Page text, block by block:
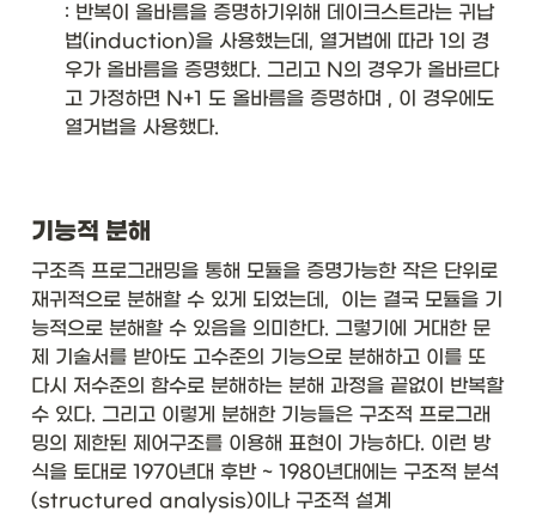
: 반복이 올바름을 증명하기위해 데이크스트라는 귀납
법(induction)을 사용했는데, 열거법에 따라 1의 경
우가 올바름을 증명했다. 그리고 N의 경우가 올바르다
고 가정하면 N+1 도 올바름을 증명하며 , 이 경우에도
열거법을 사용했다.
기능적 분해
구조즉 프로그래밍을 통해 모듈을 증명가능한 작은 단위로
재귀적으로 분해할 수 있게 되었는데,  이는 결국 모듈을 기
능적으로 분해할 수 있음을 의미한다. 그렇기에 거대한 문
제 기술서를 받아도 고수준의 기능으로 분해하고 이를 또
다시 저수준의 함수로 분해하는 분해 과정을 끝없이 반복할
수 있다. 그리고 이렇게 분해한 기능들은 구조적 프로그래
밍의 제한된 제어구조를 이용해 표현이 가능하다. 이런 방
식을 토대로 1970년대 후반 ~ 1980년대에는 구조적 분석
(structured analysis)이나 구조적 설계